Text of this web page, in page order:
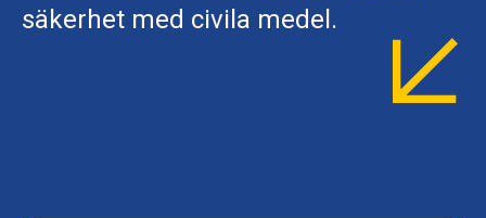
säkerhet med civila medel.